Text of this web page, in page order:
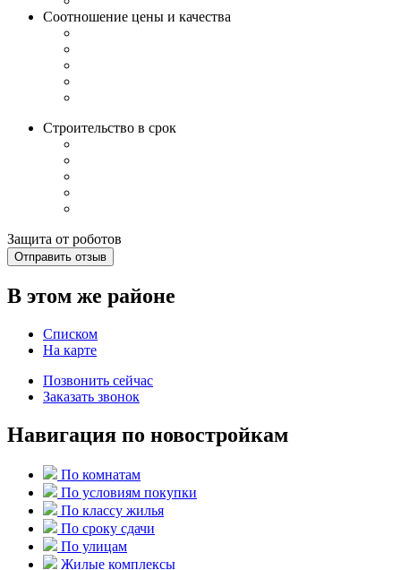
Соотношение цены и качества
Строительство в срок
Защита от роботов
Отправить отзыв
В этом же районе
Списком
На карте
Позвонить сейчас
Заказать звонок
Навигация по новостройкам
По комнатам
По условиям покупки
По классу жилья
По сроку сдачи
По улицам
Жилые комплексы